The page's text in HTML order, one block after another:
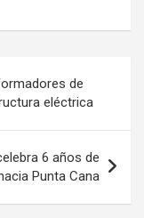
de
eléctrica
6 años de
Punta Cana